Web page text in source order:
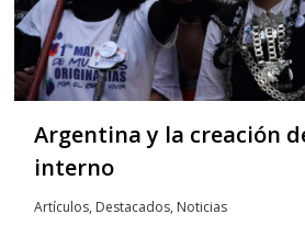
Argentina y la creación
interno
Artículos, Destacados, Noticias